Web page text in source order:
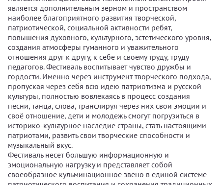
является дополнительным зерном и пространством
наиболее благоприятного развития творческой,
патриотической, социальной активности ребят,
повышения духовного, культурного, эстетического уровня,
создания атмосферы гуманного и уважительного
отношения друг к другу, к себе и своему труду, труду
педагогов. Фестиваль воспитывает чувство дружбы и
гордости. Именно через инструмент творческого подхода,
пропуская через себя всю идею патриотизма и русской
культуры, полностью вовлекаясь в процесс создания
песни, танца, слова, транслируя через них свои эмоции и
своё отношение, дети и молодежь смогут погрузиться в
историко-культурное наследие страны, стать настоящими
патриотами, развить свои творческие способности и
музыкальный вкус.
Фестиваль несет большую информационную и
эмоциональную нагрузку и представляет собой
своеобразное кульминационное звено в единой системе